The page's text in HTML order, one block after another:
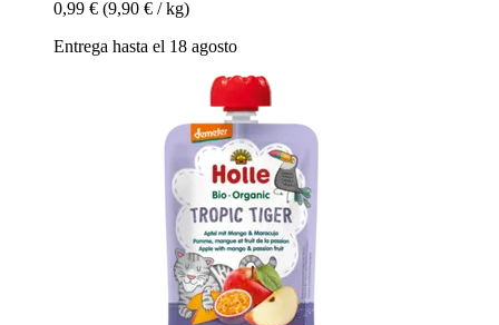
0,99 € (9,90 € / kg)
Entrega hasta el 18 agosto